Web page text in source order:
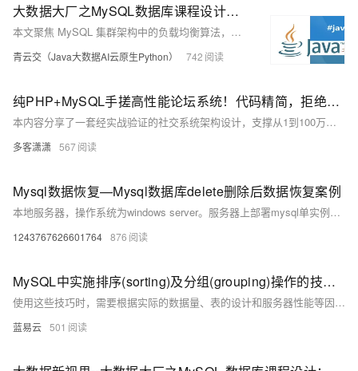
大数据大厂之MySQL数据库课程设计：揭秘MySQL集群架构负载均衡核心算法：从理论到Java代码实战，让你的数据库性能飙升！
本文聚焦 MySQL 集群架构中的负载均衡算法，阐述其重要性。详细介绍轮询、加权轮询、最少连接、加权最少连接、随机、源地址哈希等常用算法，分析各自优缺点及适用场景。并提供 Java 语言代码实现示例，助力直观理解。文章结构清晰，语言通俗易懂，对理解和应用负载均衡算法具有实用价值和参考价值。
青云交（Java大数据AI云原生Python） 742
纯PHP+MySQL手搓高性能论坛系统！代码精简，拒绝臃肿
本内容分享了一套经实战验证的社交系统架构设计，支撑从1到100万用户的发展，并历经6次流量洪峰考验。架构涵盖客户端层（App、小程序、公众号）、接入层（API网关、负载均衡、CDN）、业务服务层（用户、内容、关系、消息等服务）、数据层（MySQL、Redis、MongoDB等）及运维监控层（日志、监控、告警）。核心设计包括数据库分库分表、多级缓存体系、消息队列削峰填谷、CQRS模式与热点数据动态缓存。同时提供应对流量洪峰的弹性伸缩方案及降级熔断机制，并通过Prometheus实现全链路监控。开源建议结构清晰，适合大型社交平台构建与优化。
多客潇潇 567
Mysql数据恢复—Mysql数据库delete删除后数据恢复案例
本地服务器，操作系统为windows server。服务器上部署mysql单实例，innodb引擎，独立表空间。未进行数据库备份，未开启binlog。 人为误操作使用Delete命令删除数据时未添加where子句，导致全表数据被删除。删除后未对该表进行任何操作。需要恢复误删除的数据。 在本案例中的mysql数据库未进行备份，也未开启binlog日志，无法直接还原数据库。
1243767626601764 876
MySQL中实施排序(sorting)及分组(grouping)操作的技巧。
使用这些技巧时，需要根据实际的数据量、表的设计和服务器性能等因素来确定最合适的做法。通过反复测试和优化，可以得到最佳的查询性能。
蓝易云 501